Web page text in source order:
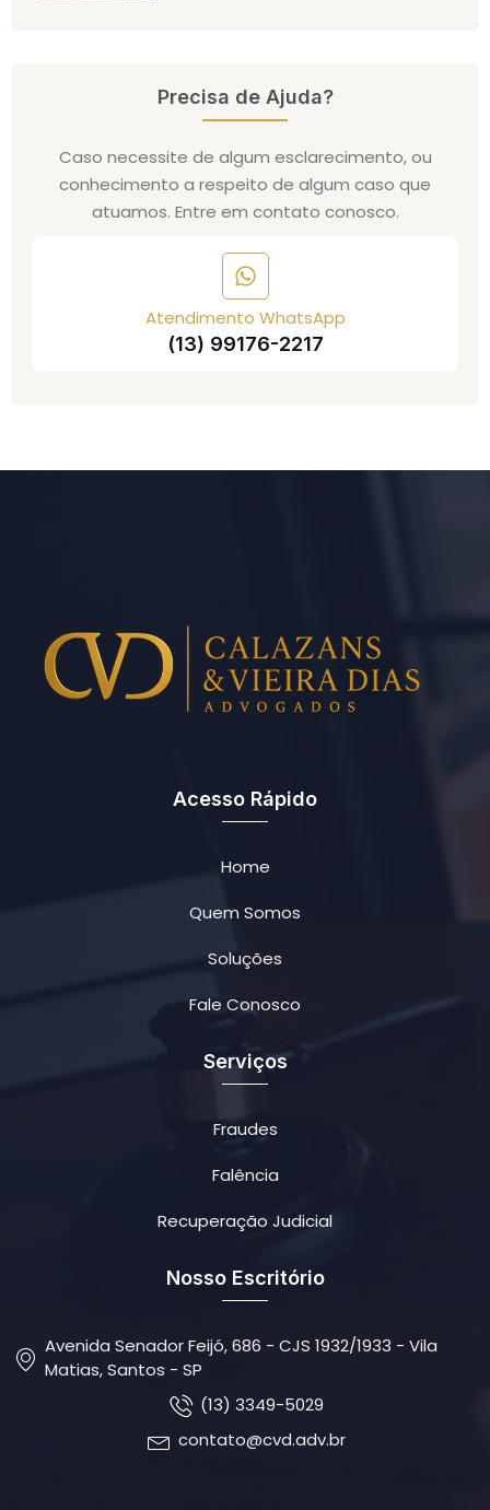
Precisa de Ajuda?
Caso necessite de algum esclarecimento, ou
conhecimento a respeito de algum caso que
atuamos. Entre em contato conosco.
Atendimento WhatsApp
(13) 99176-2217
Acesso Rápido
Home
Quem Somos
Soluções
Fale Conosco
Serviços
Fraudes
Falência
Recuperação Judicial
Nosso Escritório
Avenida Senador Feijó, 686 - CJS 1932/1933 - Vila
Matias, Santos - SP
(13) 3349-5029
contato@cvd.adv.br